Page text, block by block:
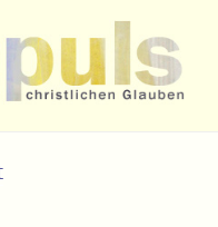
Glauben